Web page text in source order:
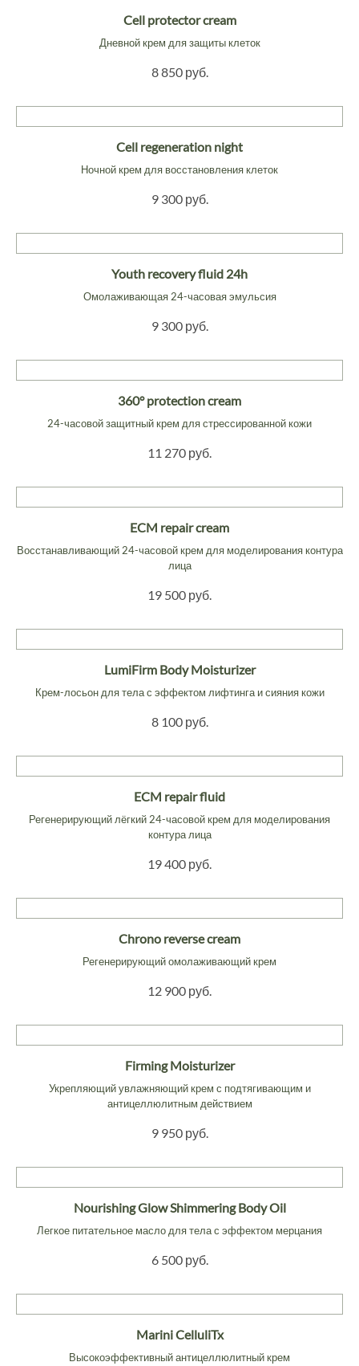
Cell protector cream
Дневной крем для защиты клеток
8 850 руб.
Cell regeneration night
Ночной крем для восстановления клеток
9 300 руб.
Youth recovery fluid 24h
Омолаживающая 24-часовая эмульсия
9 300 руб.
360° protection cream
24-часовой защитный крем для стрессированной кожи
11 270 руб.
ECM repair cream
Восстанавливающий 24-часовой крем для моделирования контура
лица
19 500 руб.
LumiFirm Body Moisturizer
Крем-лосьон для тела с эффектом лифтинга и сияния кожи
8 100 руб.
ECM repair fluid
Регенерирующий лёгкий 24-часовой крем для моделирования
контура лица
19 400 руб.
Chrono reverse cream
Регенерирующий омолаживающий крем
12 900 руб.
Firming Moisturizer
Укрепляющий увлажняющий крем с подтягивающим и
антицеллюлитным действием
9 950 руб.
Nourishing Glow Shimmering Body Oil
Легкое питательное масло для тела с эффектом мерцания
6 500 руб.
Marini CelluliTx
Высокоэффективный антицеллюлитный крем